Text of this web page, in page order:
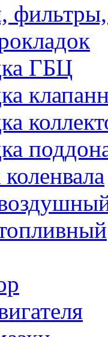
ГБЦ